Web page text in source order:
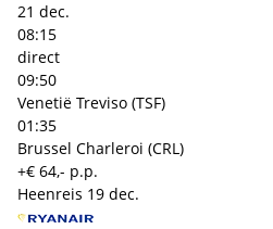
21 dec.
08:15
direct
09:50
Venetië Treviso (TSF)
01:35
Brussel Charleroi (CRL)
+€ 64,- p.p.
Heenreis 19 dec.